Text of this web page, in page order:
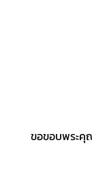
ขอขอบพระคุ